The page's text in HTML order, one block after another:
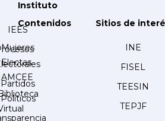
Instituto
IEES
Partidos
Políticos
Contenidos
Mujeres
Electas
AMCEE
Sitios de
INE
FISEL
TEESIN
TEPJF